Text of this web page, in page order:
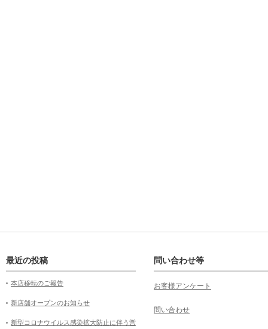
最近の投稿
本店移転のご報告
新店舗オープンのお知らせ
新型コロナウイルス感染拡大防止に伴う営
問い合わせ等
お客様アンケート
問い合わせ